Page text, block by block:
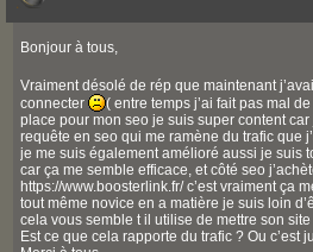
Bonjour à tous,
Vraiment désolé de rép que maintenant
connecter
( entre temps j’ai fait pas mal
place pour mon seo je suis super content
requête en seo qui me ramène du trafic que
je me suis également amélioré aussi je suis
car ça me semble efficace, et côté seo
https://www.boosterlink.fr/ c’est vraiment ça
tout même novice en a matière je suis loin
cela vous semble t il utilise de mettre son
Est ce que cela rapporte du trafic ? Ou c’est